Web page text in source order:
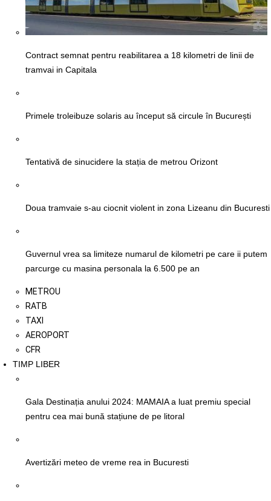
Contract semnat pentru reabilitarea a 18 kilometri de linii de
tramvai in Capitala
Primele troleibuze solaris au început să circule în București
Tentativă de sinucidere la stația de metrou Orizont
Doua tramvaie s-au ciocnit violent in zona Lizeanu din Bucuresti
Guvernul vrea sa limiteze numarul de kilometri pe care ii putem
parcurge cu masina personala la 6.500 pe an
METROU
RATB
TAXI
AEROPORT
CFR
TIMP LIBER
Gala Destinația anului 2024: MAMAIA a luat premiu special
pentru cea mai bună stațiune de pe litoral
Avertizări meteo de vreme rea in Bucuresti